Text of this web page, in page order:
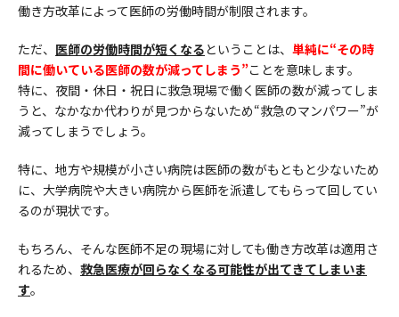
働き方改革によって医師の労働時間が制限されます。
ただ、 医師の労働時間が短くなるということは、 単純に“その時
間に働いている医師の数が減ってしまう”ことを意味します。
特に、夜間・休日・祝日に救急現場で働く医師の数が減ってしま
うと、なかなか代わりが見つからないため“救急のマンパワー”が
減ってしまうでしょう。
特に、地方や規模が小さい病院は医師の数がもともと少ないため
に、大学病院や大きい病院から医師を派遣してもらって回してい
るのが現状です。
もちろん、そんな医師不足の現場に対しても働き方改革は適用さ
れるため、 救急医療が回らなくなる可能性が出てきてしまいま
す。